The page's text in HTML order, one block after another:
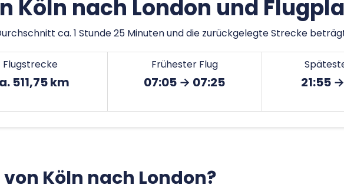
Köln nach London und
ca. 1 Stunde 25 Minuten und die zurückgelegte Strecke beträgt
Flugstrecke
511,75 km
Frühester Flug
07:05 → 07:25 21:55
Köln nach London?